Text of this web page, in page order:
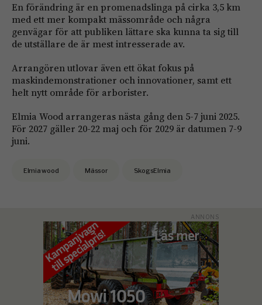
En förändring är en promenadslinga på cirka 3,5 km
med ett mer kompakt mässområde och några
genvägar för att publiken lättare ska kunna ta sig till
de utställare de är mest intresserade av.
Arrangören utlovar även ett ökat fokus på
maskindemonstrationer och innovationer, samt ett
helt nytt område för arborister.
Elmia Wood arrangeras nästa gång den 5-7 juni 2025.
För 2027 gäller 20-22 maj och för 2029 är datumen 7-9
juni.
Elmia wood Mässor SkogsElmia